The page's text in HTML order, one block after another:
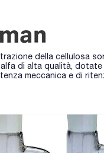
della cellulosa
di alta qualità,
meccanica e di